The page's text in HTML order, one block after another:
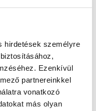
hirdetések személyre
Ezenkívül
partnereinkkel
vonatkozó
más olyan
Celle
Ft